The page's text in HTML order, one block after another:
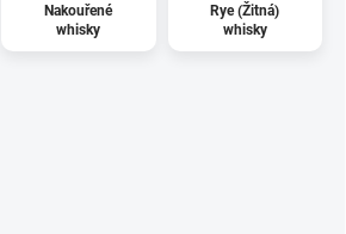
Nakouřené
whisky
Rye (Žitná)
whisky